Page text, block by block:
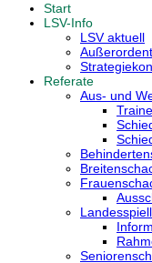
Start
LSV-Info
LSV aktuell
Referate
Aus- und